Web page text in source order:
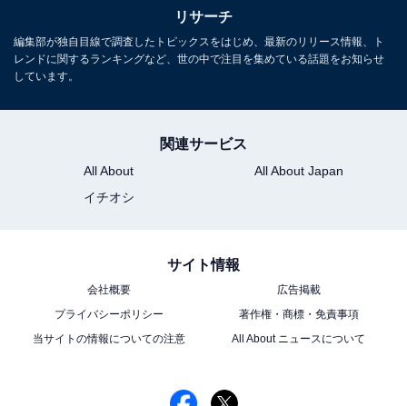
西出身なのでボケることもできるからバラエティ番
組にいてほしい！」(30代女性／秋田県)
「前に積極的に出ようとする姿がとても素敵です」
(30代女性／長野県)
すかれてる」(40代女性／京都府)
※記事内容は執筆時点のものです。最新の内容をご確認
リサーチ
編集部が独自目線で調査したトピックスをはじめ、最新のリリース情報、ト
レンドに関するランキングなど、世の中で注目を集めている話題をお知らせ
しています。
関連サービス
All About
All About Japan
イチオシ
サイト情報
会社概要
広告掲載
プライバシーポリシー
著作権・商標・免責事項
当サイトの情報についての注意
All About ニュースについて